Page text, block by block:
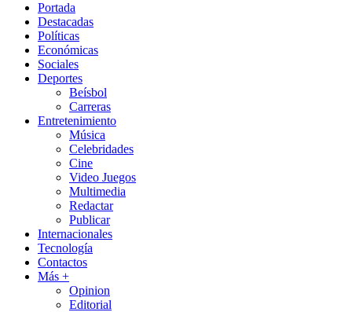
Portada
Destacadas
Políticas
Económicas
Sociales
Deportes
Beísbol
Carreras
Entretenimiento
Música
Celebridades
Cine
Video Juegos
Multimedia
Redactar
Publicar
Internacionales
Tecnología
Contactos
Más +
Opinion
Editorial